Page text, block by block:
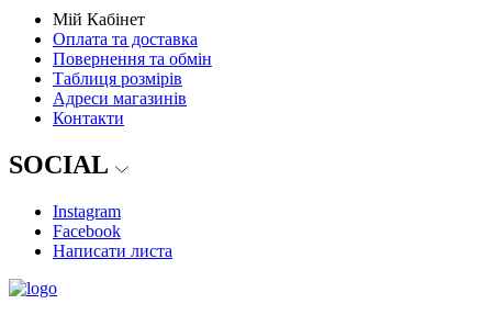
Мій Кабінет
Оплата та доставка
Повернення та обмін
Таблиця розмірів
Адреси магазинів
Контакти
SOCIAL
Instagram
Facebook
Написати листа